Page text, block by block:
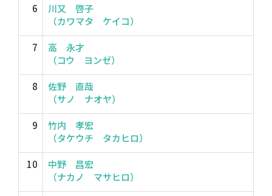
6
川又 啓子
（カワマタ ケイコ）
7
高 永才
（コウ ヨンゼ）
8
佐野 直哉
（サノ ナオヤ）
9
竹内 孝宏
（タケウチ タカヒロ）
10
中野 昌宏
（ナカノ マサヒロ）